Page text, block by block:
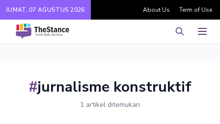
JUMAT, 07 AGUSTUS 2026 About Us Term of Use
Pencarian
#jurnalisme konstruktif
1 artikel ditemukan